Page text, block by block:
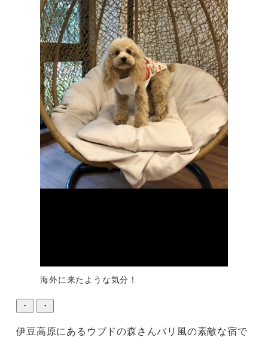
海外に来たような気分！
・ ・
伊豆高原にあるウブドの森さんバリ風の素敵な宿で